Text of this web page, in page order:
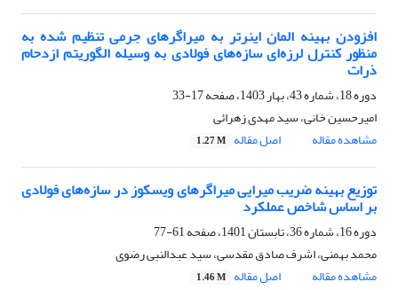
افزودن بهینه المان اینرتر به میراگرهای جرمی تنظیم شده به
منظور کنترل لرزه‌ای سازه‌های فولادی به وسیله الگوریتم ازدحام
ذرات
دوره 18، شماره 43، بهار 1403، صفحه
17-33
امیرحسین خانی، سید مهدی زهرائی
مشاهده مقاله
اصل مقاله 1.27 M
توزیع بهینه ضریب میرایی میراگرهای ویسکوز در سازه‌های فولادی
بر اساس شاخص عملکرد
دوره 16، شماره 36، تابستان 1401، صفحه
61-77
محمد بهمنی، اشرف صادق مقدسی، سید عبدالنبی رضوی
مشاهده مقاله
اصل مقاله 1.46 M